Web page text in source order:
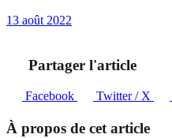
13 août 2022
Partager l'article
Facebook Twitter / X
À propos de cet article